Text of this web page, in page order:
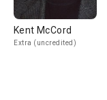
Kent McCord
Extra (uncredited)